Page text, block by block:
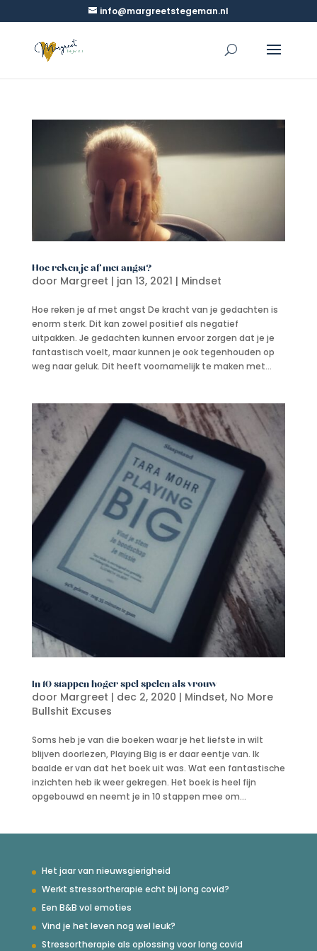
info@margreetstegeman.nl
Hoe reken je af met angst?
door Margreet | jan 13, 2021 | Mindset
Hoe reken je af met angst De kracht van je gedachten is
enorm sterk. Dit kan zowel positief als negatief
uitpakken. Je gedachten kunnen ervoor zorgen dat je je
fantastisch voelt, maar kunnen je ook tegenhouden op
weg naar geluk. Dit heeft voornamelijk te maken met...
In 10 stappen hoger spel spelen als vrouw
door Margreet | dec 2, 2020 | Mindset, No More
Bullshit Excuses
Soms heb je van die boeken waar je het liefste in wilt
blijven doorlezen, Playing Big is er daar eentje van. Ik
baalde er van dat het boek uit was. Wat een fantastische
inzichten heb ik weer gekregen. Het boek is heel fijn
opgebouwd en neemt je in 10 stappen mee om...
Het jaar van nieuwsgierigheid
Werkt stressortherapie echt bij long covid?
Een B&B vol emoties
Vind je het leven nog wel leuk?
Stressortherapie als oplossing voor long covid